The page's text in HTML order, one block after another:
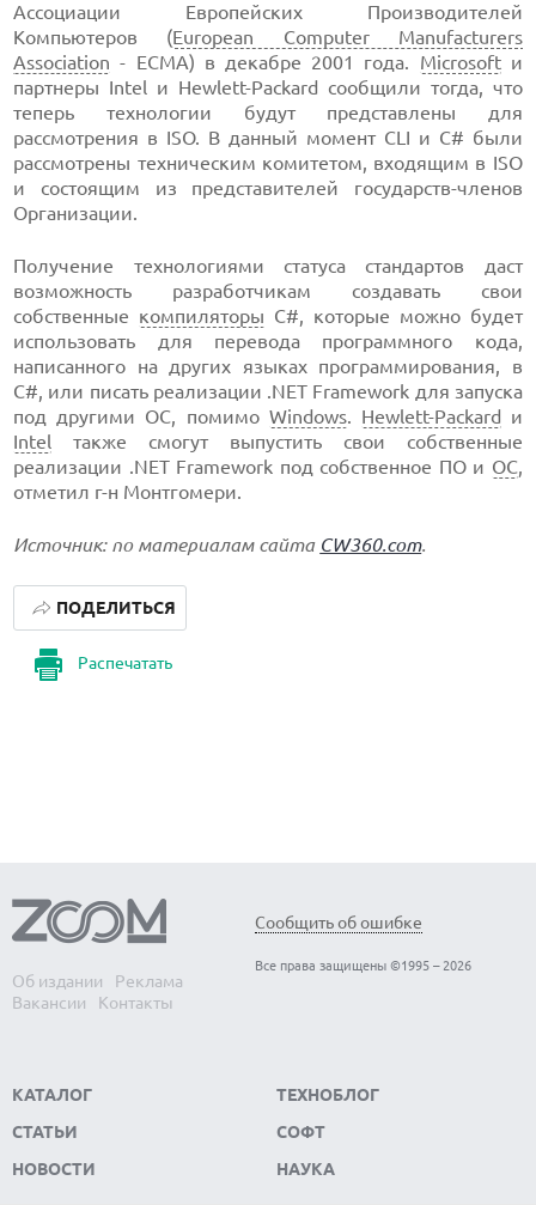
Ассоциации Европейских Производителей
Компьютеров (European Computer Manufacturers
Association - ECMA) в декабре 2001 года. Microsoftи
партнеры Intel и Hewlett-Packard сообщили тогда, что
теперь технологии будут представлены для
рассмотрения в ISO. В данный момент CLI и C# были
рассмотрены техническим комитетом, входящим в ISO
и состоящим из представителей государств-членов
Организации.
Получение технологиями статуса стандартов даст
возможность разработчикам создавать свои
собственные компиляторы C#, которые можно будет
использовать для перевода программного кода,
написанного на других языках программирования, в
C#, или писать реализации .NET Framework для запуска
под другими ОС, помимо Windows. Hewlett-Packard и
Intel также смогут выпустить свои собственные
реализации .NET Framework под собственное ПО и ОС,
отметил г-н Монтгомери.
Источник: по материалам сайта CW360.com.
Распечатать
ПОДЕЛИТЬСЯ
Об издании
Реклама
Вакансии
Контакты
Сообщить об ошибке
Все права защищены ©1995 – 2026
КАТАЛОГ
СТАТЬИ
НОВОСТИ
ТЕХНОБЛОГ
СОФТ
НАУКА